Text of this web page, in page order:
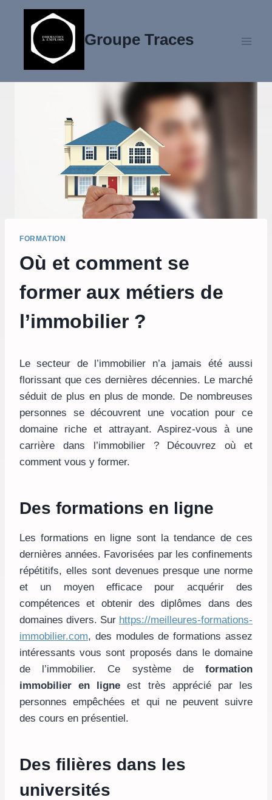
contenu
Groupe Traces
FORMATION
Où et comment se
former aux métiers de
l’immobilier ?
Le secteur de l’immobilier n’a jamais été aussi
florissant que ces dernières décennies. Le marché
séduit de plus en plus de monde. De nombreuses
personnes se découvrent une vocation pour ce
domaine riche et attrayant. Aspirez-vous à une
carrière dans l’immobilier ? Découvrez où et
comment vous y former.
Des formations en ligne
Les formations en ligne sont la tendance de ces
dernières années. Favorisées par les confinements
répétitifs, elles sont devenues presque une norme
et un moyen efficace pour acquérir des
compétences et obtenir des diplômes dans des
domaines divers. Sur https://meilleures-formations-
immobilier.com, des modules de formations assez
intéressants vous sont proposés dans le domaine
de l’immobilier. Ce système de formation
immobilier en ligne est très apprécié par les
personnes empêchées et qui ne peuvent suivre
des cours en présentiel.
Des filières dans les
universités